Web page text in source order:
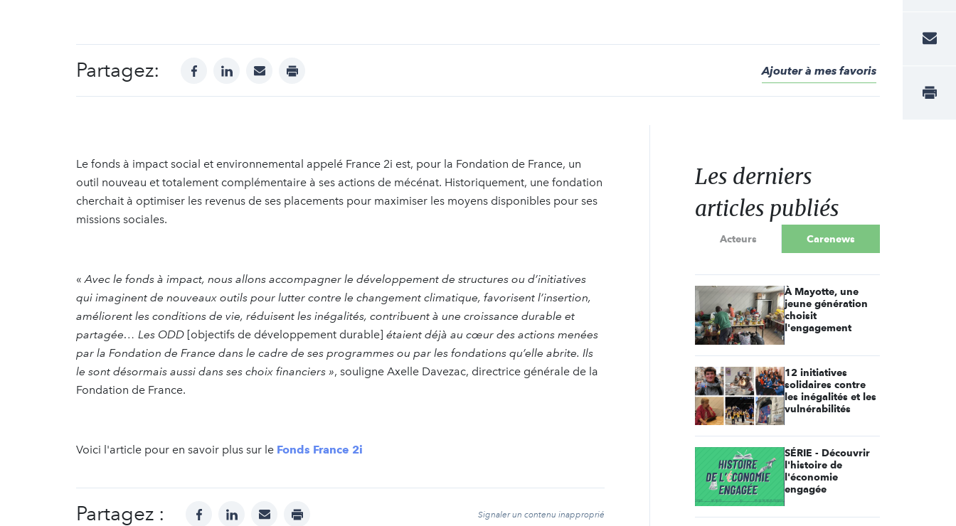
Partagez: facebooklinkedinmail print Ajouter à mes favoris
Le fonds à impact social et environnemental appelé France 2i est, pour la Fondation de France, un
outil nouveau et totalement complémentaire à ses actions de mécénat. Historiquement, une fondation
cherchait à optimiser les revenus de ses placements pour maximiser les moyens disponibles pour ses
missions sociales.
«Avec le fonds à impact, nous allons accompagner le développement de structures ou d’initiatives
qui imaginent de nouveaux outils pour lutter contre le changement climatique, favorisent l’insertion,
améliorent les conditions de vie, réduisent les inégalités, contribuent à une croissance durable et
partagée… Les ODD [objectifs de développement durable] étaient déjà au cœur des actions menées
par la Fondation de France dans le cadre de ses programmes ou par les fondations qu’elle abrite. Ils
le sont désormais aussi dans ses choix financiers », souligne Axelle Davezac, directrice générale de la
Fondation de France.
Voici l'article pour en savoir plus sur le Fonds France 2i
Partagez : facebooklinkedinmail print Signaler un contenu inapproprié
Les derniers
articles publiés
Acteurs Carenews
À Mayotte, une
jeune génération
choisit
l'engagement
12 initiatives
solidaires contre
les inégalités et les
vulnérabilités
SÉRIE - Découvrir
l'histoire de
l'économie
engagée